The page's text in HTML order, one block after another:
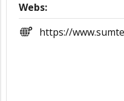
Webs:
https://